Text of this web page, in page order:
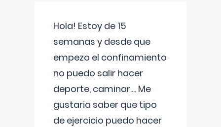
Hola! Estoy de 15
semanas y desde que
empezo el confinamiento
no puedo salir hacer
deporte, caminar.... Me
gustaria saber que tipo
de ejercicio puedo hacer